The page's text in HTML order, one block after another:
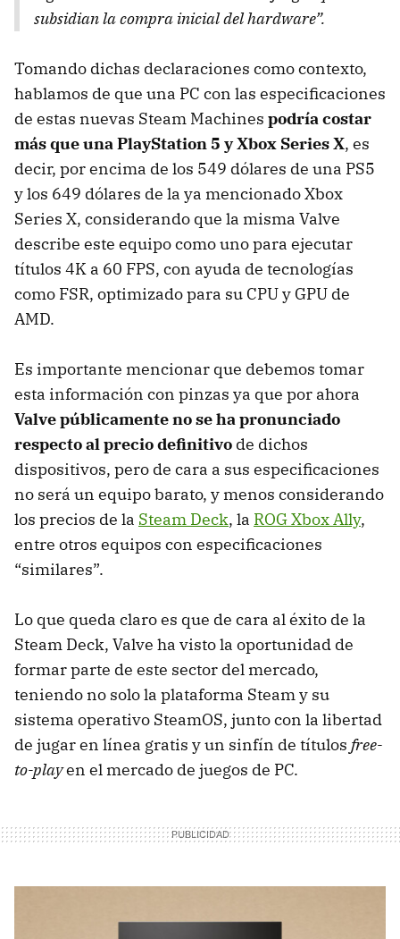
subsidian la compra inicial del hardware”.
Tomando dichas declaraciones como contexto,
hablamos de que una PC con las especificaciones
de estas nuevas Steam Machines podríacostar
más que una PlayStation 5 y Xbox Series X, es
decir, por encima de los 549 dólares de una PS5
y los 649 dólares de la ya mencionado Xbox
Series X, considerando que la misma Valve
describe este equipo como uno para ejecutar
títulos 4K a 60 FPS, con ayuda de tecnologías
como FSR, optimizado para su CPU y GPU de
AMD.
Es importante mencionar que debemos tomar
esta información con pinzas ya que por ahora
Valve públicamente no se ha pronunciado
respecto al precio definitivo de dichos
dispositivos, pero de cara a sus especificaciones
no será un equipo barato, y menos considerando
los precios de la Steam Deck, la ROG Xbox Ally,
entre otros equipos con especificaciones
“similares”.
Lo que queda claro es que de cara al éxito de la
Steam Deck, Valve ha visto la oportunidad de
formar parte de este sector del mercado,
teniendo no solo la plataforma Steam y su
sistema operativo SteamOS, junto con la libertad
de jugar en línea gratis y un sinfín de títulos free-
to-playen el mercado de juegos de PC.